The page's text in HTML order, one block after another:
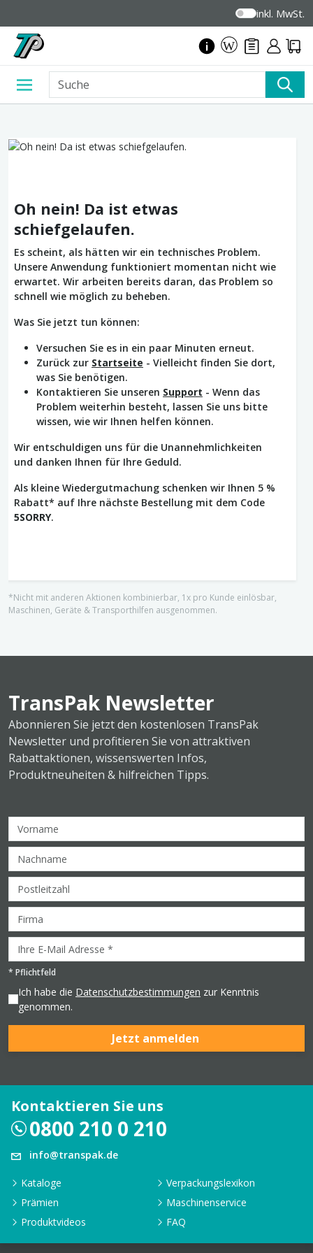
inkl. MwSt.
Oh nein! Da ist etwas
schiefgelaufen.
Es scheint, als hätten wir ein technisches Problem.
Unsere Anwendung funktioniert momentan nicht wie
erwartet. Wir arbeiten bereits daran, das Problem so
schnell wie möglich zu beheben.
Was Sie jetzt tun können:
Versuchen Sie es in ein paar Minuten erneut.
Zurück zur Startseite - Vielleicht finden Sie dort,
was Sie benötigen.
Kontaktieren Sie unseren Support - Wenn das
Problem weiterhin besteht, lassen Sie uns bitte
wissen, wie wir Ihnen helfen können.
Wir entschuldigen uns für die Unannehmlichkeiten
und danken Ihnen für Ihre Geduld.
Als kleine Wiedergutmachung schenken wir Ihnen 5 %
Rabatt* auf Ihre nächste Bestellung mit dem Code
5SORRY.
*Nicht mit anderen Aktionen kombinierbar, 1x pro Kunde einlösbar,
Maschinen, Geräte & Transporthilfen ausgenommen.
TransPak Newsletter
Abonnieren Sie jetzt den kostenlosen TransPak
Newsletter und profitieren Sie von attraktiven
Rabattaktionen, wissenswerten Infos,
Produktneuheiten & hilfreichen Tipps.
* Pflichtfeld
Ich habe die Datenschutzbestimmungen zur Kenntnis
genommen.
Jetzt anmelden
Kontaktieren Sie uns
0800 210 0 210
info@transpak.de
Kataloge
Verpackungslexikon
Prämien
Maschinenservice
Produktvideos
FAQ